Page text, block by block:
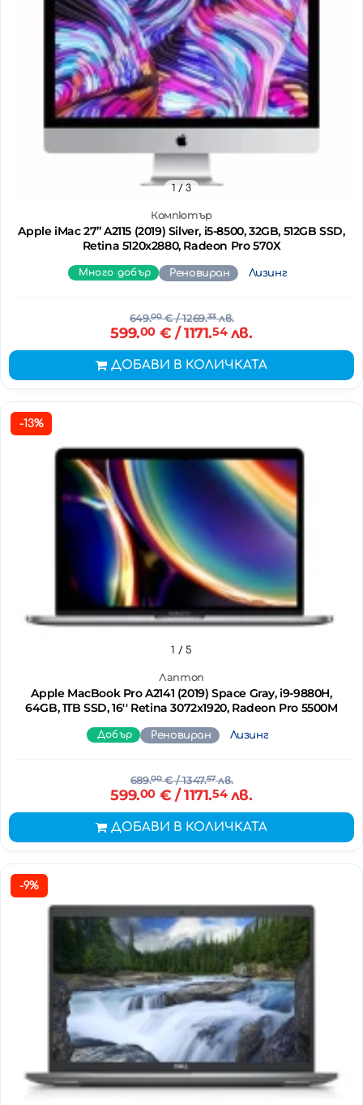
Компютър
Apple iMac 27’’ A2115 (2019) Silver, i5-8500, 32GB, 512GB SSD,
Retina 5120x2880, Radeon Pro 570X
1 / 3
Много добър Реновиран Лизинг
649.00€/ 1269.33лв.
599.00€ / 1171.54лв.
ДОБАВИ В КОЛИЧКАТА
-13%
Лаптоп
Apple MacBook Pro A2141 (2019) Space Gray, i9-9880H,
64GB, 1TB SSD, 16'' Retina 3072x1920, Radeon Pro 5500M
1 / 5
Добър Реновиран Лизинг
689.00€/ 1347.57лв.
599.00€ / 1171.54лв.
ДОБАВИ В КОЛИЧКАТА
-9%